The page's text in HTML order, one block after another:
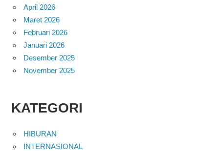
April 2026
Maret 2026
Februari 2026
Januari 2026
Desember 2025
November 2025
KATEGORI
HIBURAN
INTERNASIONAL